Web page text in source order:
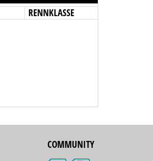
RENNKLASSE
COMMUNITY